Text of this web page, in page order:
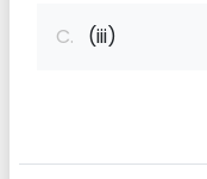
C. (iii)